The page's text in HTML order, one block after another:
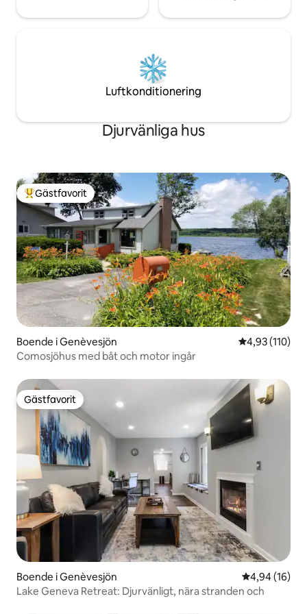
Luftkonditionering
Djurvänliga hus
Populär gästfavorit
Gästfavorit
Boende i Genèvesjön 4,93 av 5 i
4,93 (110)
Comosjöhus med båt och motor ingår
Gästfavorit
Gästfavorit
Boende i Genèvesjön 4,94 av 5 i
4,94 (16)
Lake Geneva Retreat: Djurvänligt, nära stranden och